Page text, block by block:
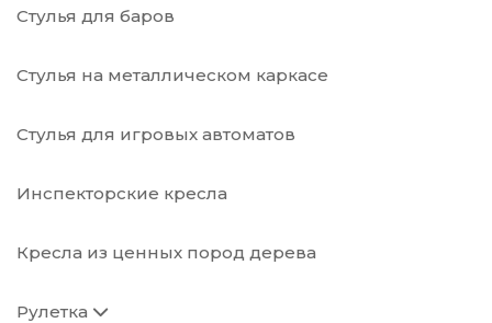
Стулья для баров
Стулья на металлическом каркасе
Стулья для игровых автоматов
Инспекторские кресла
Кресла из ценных пород дерева
Рулетка